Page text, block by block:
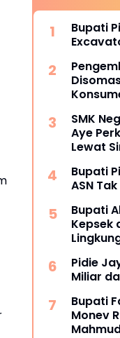
Bupati
Juta
SMK
Aye
Lewat
Bupati
ASN
Bupati
Kepsek
Pidie
Miliar
Bupati
Monev